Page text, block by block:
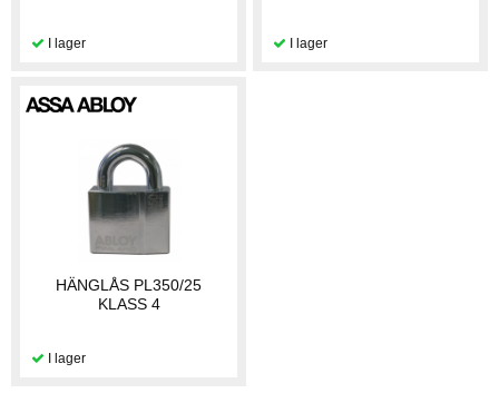
HÄNGLÅS PL350/25
KLASS 4